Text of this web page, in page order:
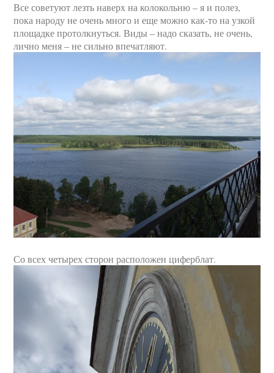
Все советуют лезть наверх на колокольню – я и полез,
пока народу не очень много и еще можно как-то на узкой
площадке протолкнуться. Виды – надо сказать, не очень,
лично меня – не сильно впечатляют.
Со всех четырех сторон расположен циферблат.